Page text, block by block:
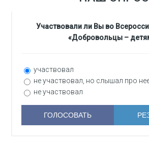
Участвовали ли Вы во
«Добровольцы –
участвовал
не участвовал, но слышал про
не участвовал